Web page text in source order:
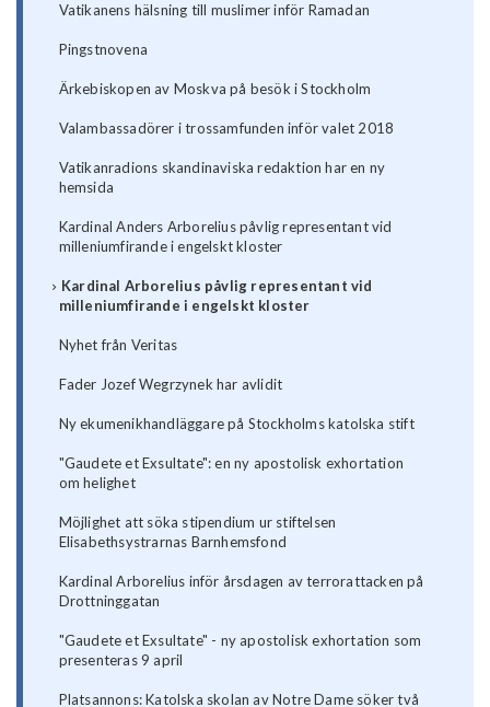
Vatikanens hälsning till muslimer inför Ramadan
Pingstnovena
Ärkebiskopen av Moskva på besök i Stockholm
Valambassadörer i trossamfunden inför valet 2018
Vatikanradions skandinaviska redaktion har en ny
hemsida
Kardinal Anders Arborelius påvlig representant vid
milleniumfirande i engelskt kloster
Kardinal Arborelius påvlig representant vid
milleniumfirande i engelskt kloster
Nyhet från Veritas
Fader Jozef Wegrzynek har avlidit
Ny ekumenikhandläggare på Stockholms katolska stift
"Gaudete et Exsultate": en ny apostolisk exhortation
om helighet
Möjlighet att söka stipendium ur stiftelsen
Elisabethsystrarnas Barnhemsfond
Kardinal Arborelius inför årsdagen av terrorattacken på
Drottninggatan
"Gaudete et Exsultate" - ny apostolisk exhortation som
presenteras 9 april
Platsannons: Katolska skolan av Notre Dame söker två